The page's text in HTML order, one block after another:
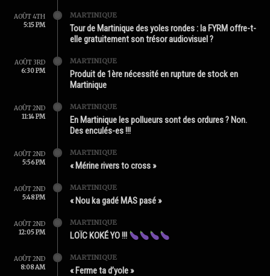
AOÛT 4TH
5:15 PM
MARTINIQUE
Tour de Martinique des yoles rondes : la FYRM offre-t-
elle gratuitement son trésor audiovisuel ?
AOÛT 3RD
6:30 PM
MARTINIQUE
Produit de 1ère nécessité en rupture de stock en
Martinique
AOÛT 2ND
11:14 PM
MARTINIQUE
En Martinique les pollueurs sont des ordures ? Non.
Des enculés-es !!!
AOÛT 2ND
5:56 PM
MARTINIQUE
« Mérine rivers to cross »
AOÛT 2ND
5:48 PM
MARTINIQUE
« Nou ka gadé MAS pasé »
AOÛT 2ND
12:05 PM
MARTINIQUE
LOÏC KOKÉ YO !!!
AOÛT 2ND
8:08 AM
MARTINIQUE
« Ferme ta d’yole »